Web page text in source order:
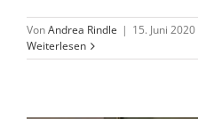
VonAndrea Rindle | 15. Juni 2020
Weiterlesen